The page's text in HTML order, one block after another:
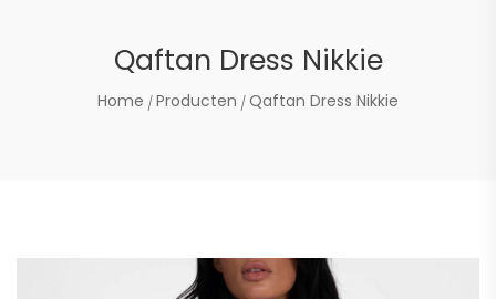
Qaftan Dress Nikkie
Home Producten Qaftan Dress Nikkie